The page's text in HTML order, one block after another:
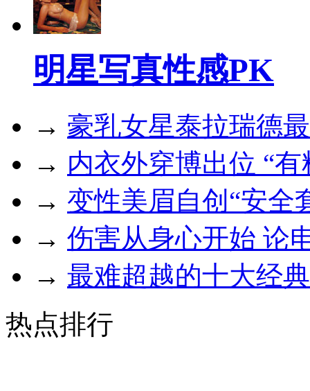
明星写真性感PK
→ 豪乳女星泰拉瑞德
→ 内衣外穿博出位 “
→ 变性美眉自创“安全
→ 伤害从身心开始 论
→ 最难超越的十大经
热点排行